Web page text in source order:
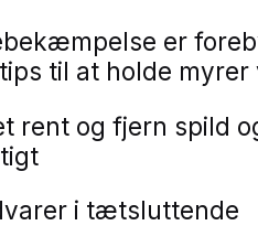
er
til at holde
rent og fjern spild
i tætsluttende